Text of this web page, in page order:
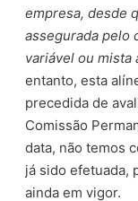
empresa, desde
assegurada pelo
variável ou mista
entanto, esta
precedida de
Comissão
data, não temos
já sido efetuada,
ainda em vigor.